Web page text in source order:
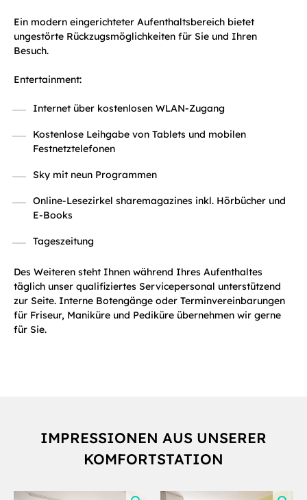
Ein modern eingerichteter Aufenthaltsbereich bietet
ungestörte Rückzugsmöglichkeiten für Sie und Ihren
Besuch.
Entertainment:
Internet über kostenlosen WLAN-Zugang
Kostenlose Leihgabe von Tablets und mobilen
Festnetztelefonen
Sky mit neun Programmen
Online-Lesezirkel sharemagazines inkl. Hörbücher und
E-Books
Tageszeitung
Des Weiteren steht Ihnen während Ihres Aufenthaltes
täglich unser qualifiziertes Servicepersonal unterstützend
zur Seite. Interne Botengänge oder Terminvereinbarungen
für Friseur, Maniküre und Pediküre übernehmen wir gerne
für Sie.
IMPRESSIONEN AUS UNSERER
KOMFORTSTATION